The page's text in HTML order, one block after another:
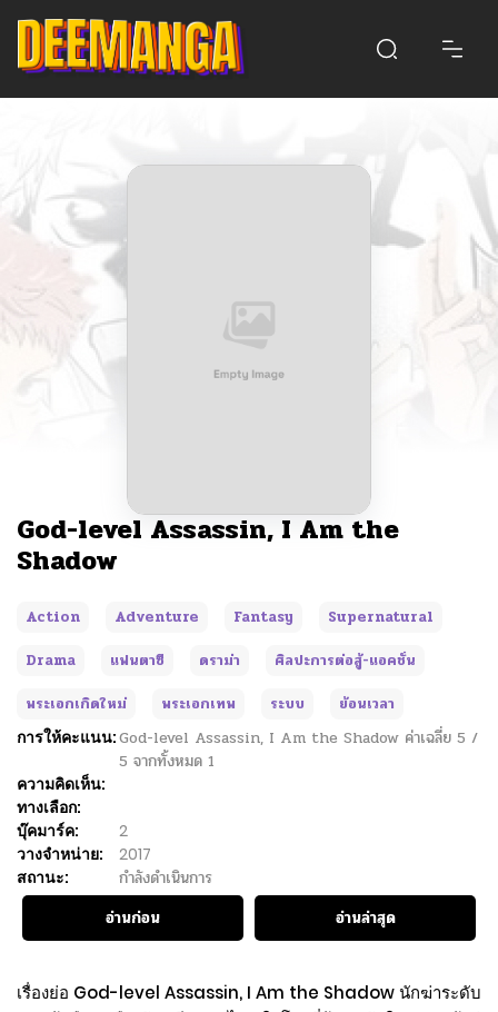
God-level Assassin, I Am the
Shadow
Action Adventure Fantasy
Supernatural
Drama
แฟนตาซี ดราม่า
ศิลปะการต่อสู้-แอคชั่น
พระเอกเกิดใหม่
พระเอกเทพ ระบบ
ย้อนเวลา
การให้คะแนน:God-level Assassin, I Am the Shadow ค่าเฉลี่ย 5 /
5 จากทั้งหมด 1
ความคิดเห็น:
ทางเลือก:
บุ๊คมาร์ค:
2
วางจำหน่าย:
2017
สถานะ:
กำลังดำเนินการ
อ่านก่อน
อ่านล่าสุด
เรื่องย่อ God-level Assassin, I Am the Shadow นักฆ่าระดับ